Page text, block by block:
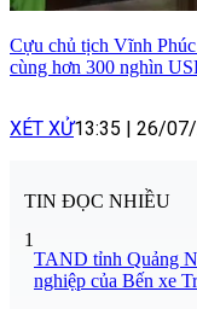
Cựu chủ tịch Vĩnh
cùng hơn 300 nghìn
XÉT XỬ13:35 | 26/
TIN ĐỌC NHIỀU
1
TAND tỉnh Quảng
nghiệp của Bến xe